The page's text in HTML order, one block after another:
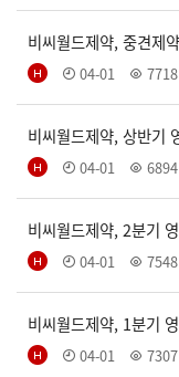
비씨월드제약, 중견제
04-01 7718
비씨월드제약, 상반기
04-01 6894
비씨월드제약, 2분기
04-01 7548
비씨월드제약, 1분기
04-01 7307